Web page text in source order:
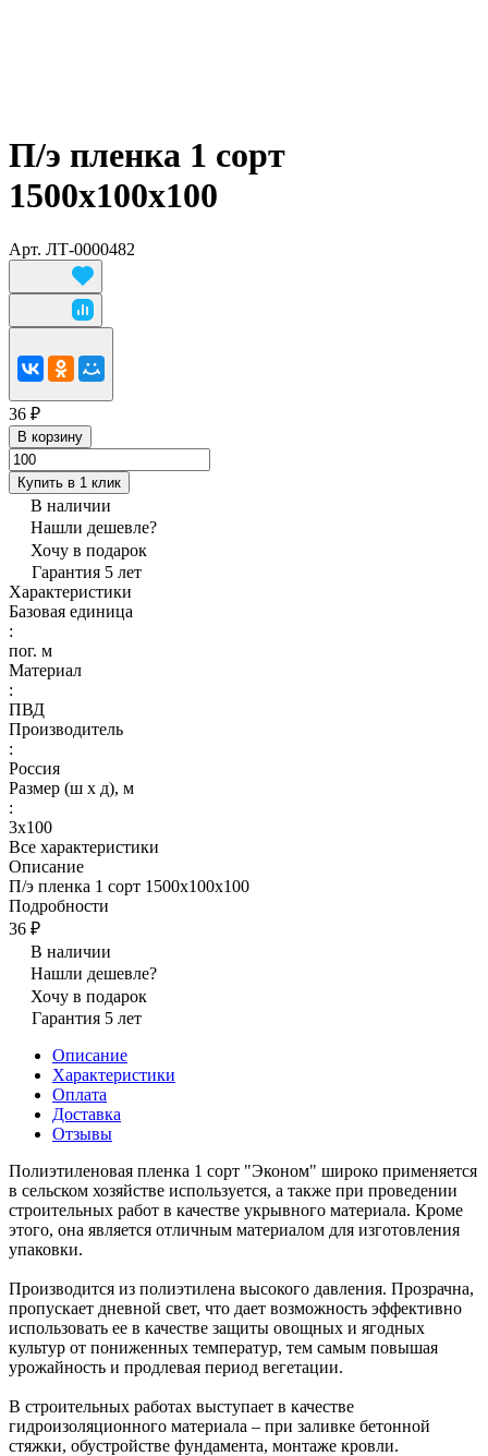
П/э пленка 1 сорт
1500х100х100
Арт. ЛТ-0000482
36 ₽
В корзину
Купить в 1 клик
В наличии
Нашли дешевле?
Хочу в подарок
Гарантия 5 лет
Характеристики
Базовая единица
:
пог. м
Материал
:
ПВД
Производитель
:
Россия
Размер (ш х д), м
:
3х100
Все характеристики
Описание
П/э пленка 1 сорт 1500х100х100
Подробности
36 ₽
В наличии
Нашли дешевле?
Хочу в подарок
Гарантия 5 лет
Описание
Характеристики
Оплата
Доставка
Отзывы
Полиэтиленовая пленка 1 сорт "Эконом" широко применяется
в сельском хозяйстве используется, а также при проведении
строительных работ в качестве укрывного материала. Кроме
этого, она является отличным материалом для изготовления
упаковки.
Производится из полиэтилена высокого давления. Прозрачна,
пропускает дневной свет, что дает возможность эффективно
использовать ее в качестве защиты овощных и ягодных
культур от пониженных температур, тем самым повышая
урожайность и продлевая период вегетации.
В строительных работах выступает в качестве
гидроизоляционного материала – при заливке бетонной
стяжки, обустройстве фундамента, монтаже кровли.